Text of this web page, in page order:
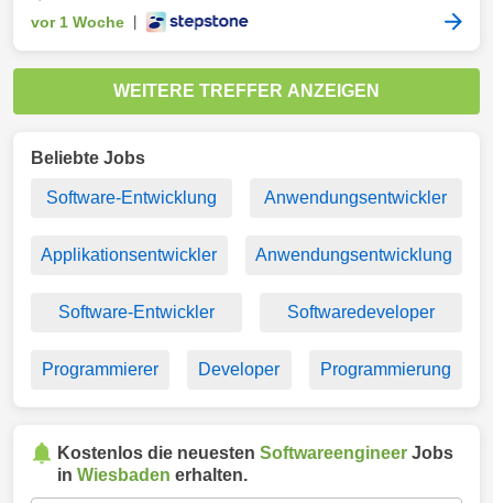
vor 1 Woche
WEITERE TREFFER ANZEIGEN
Beliebte Jobs
Software-Entwicklung Anwendungsentwickler
Applikationsentwickler Anwendungsentwicklung
Software-Entwickler Softwaredeveloper
Programmierer Developer Programmierung
Kostenlos die neuesten Softwareengineer Jobs
in Wiesbaden erhalten.